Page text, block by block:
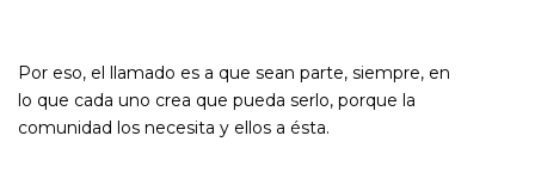
Por eso, el llamado es a que sean parte, siempre, en
lo que cada uno crea que pueda serlo, porque la
comunidad los necesita y ellos a ésta.